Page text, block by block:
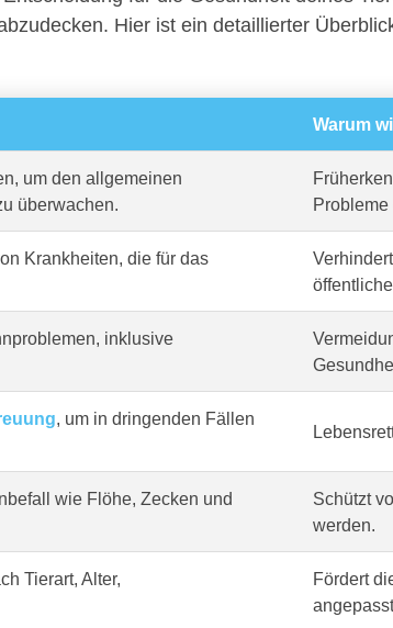
Hier ist ein detaillierter
Warum
um den allgemeinen
überwachen.
Krankheiten, die für das
inklusive
, um in dringenden Fällen
wie Flöhe, Zecken und
Schützt
werden.
Tierart, Alter,
Fördert